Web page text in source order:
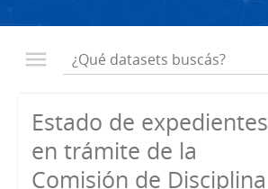
Estado de expedientes
en trámite de la
Comisión de Disciplina